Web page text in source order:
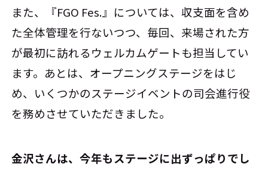
また、『FGO Fes.』については、収支面を含め
た全体管理を行ないつつ、毎回、来場された方
が最初に訪れるウェルカムゲートも担当してい
ます。あとは、オープニングステージをはじ
め、いくつかのステージイベントの司会進行役
を務めさせていただきました。
――金沢さんは、今年もステージに出ずっぱりでし